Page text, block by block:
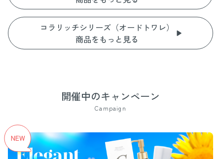
コラリッチシリーズ（オードトワレ）
商品をもっと見る
開催中のキャンペーン
Campaign